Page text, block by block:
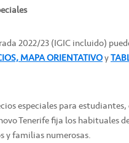
2022/23 (IGIC incluido)
MAPA ORIENTATIVOy
especiales para
Tenerife fija los habituales
y familias numerosas.